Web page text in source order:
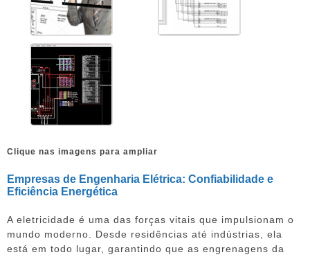
Clique nas imagens para ampliar
Empresas de Engenharia Elétrica: Confiabilidade e
Eficiência Energética
A eletricidade é uma das forças vitais que impulsionam o
mundo moderno. Desde residências até indústrias, ela
está em todo lugar, garantindo que as engrenagens da